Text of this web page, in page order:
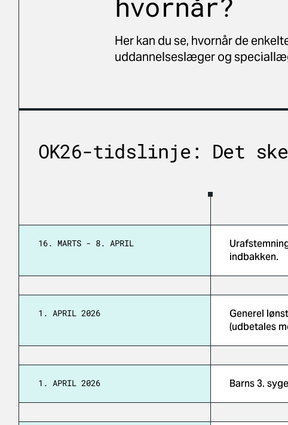
Her kan du se, hvornår de
uddannelseslæger og
OK26-tidslinje: Det
16. MARTS - 8. APRIL
indbakken.
1. APRIL 2026
Generel
(udbetales
1. APRIL 2026 Barns 3.